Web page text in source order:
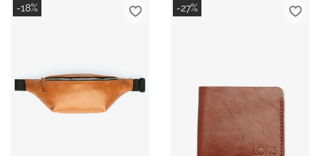
-18% -27%